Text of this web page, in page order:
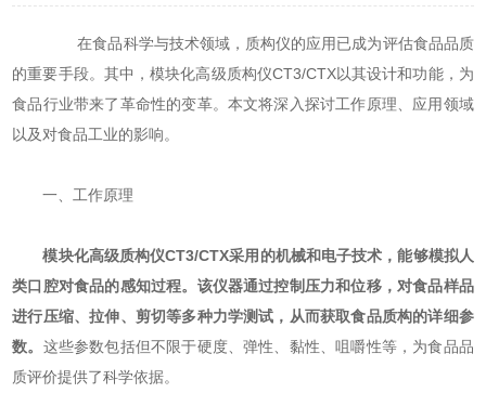
在食品科学与技术领域，质构仪的应用已成为评估食品品质
的重要手段。其中，模块化高级质构仪CT3/CTX以其设计和功能，为
食品行业带来了革命性的变革。本文将深入探讨工作原理、应用领域
以及对食品工业的影响。
一、工作原理
模块化高级质构仪CT3/CTX采用的机械和电子技术，能够模拟人
类口腔对食品的感知过程。该仪器通过控制压力和位移，对食品样品
进行压缩、拉伸、剪切等多种力学测试，从而获取食品质构的详细参
数。 这些参数包括但不限于硬度、弹性、黏性、咀嚼性等，为食品品
质评价提供了科学依据。